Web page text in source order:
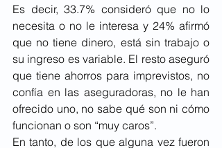
Es decir, 33.7% consideró que no lo
necesita o no le interesa y 24% afirmó
que no tiene dinero, está sin trabajo o
su ingreso es variable. El resto aseguró
que tiene ahorros para imprevistos, no
confía en las aseguradoras, no le han
ofrecido uno, no sabe qué son ni cómo
funcionan o son “muy caros”.
En tanto, de los que alguna vez fueron